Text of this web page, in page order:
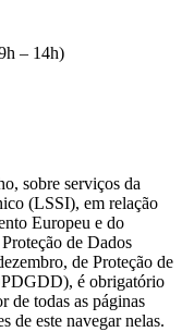
– 14h)
sobre serviços da
(LSSI), em relação
Europeu e do
de Dados
de Proteção de
é obrigatório
de todas as páginas
de este navegar nelas.